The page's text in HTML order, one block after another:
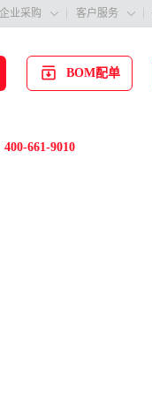
企业采购  客户服务 
BOM配单
400-661-9010